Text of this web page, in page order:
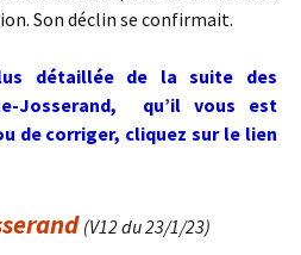
Son déclin se confirmait.
détaillée de la suite des
Josserand, qu’il vous est
de corriger, cliquez sur le lien
(V12 du 23/1/23)